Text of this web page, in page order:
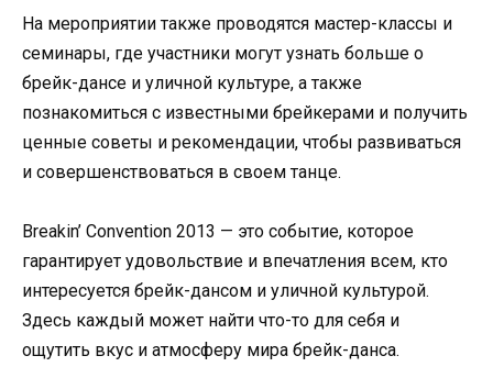
На мероприятии также проводятся мастер-классы и
семинары, где участники могут узнать больше о
брейк-дансе и уличной культуре, а также
познакомиться с известными брейкерами и получить
ценные советы и рекомендации, чтобы развиваться
и совершенствоваться в своем танце.
Breakin’ Convention 2013 — это событие, которое
гарантирует удовольствие и впечатления всем, кто
интересуется брейк-дансом и уличной культурой.
Здесь каждый может найти что-то для себя и
ощутить вкус и атмосферу мира брейк-данса.